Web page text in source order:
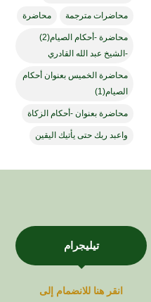
محاضرات مترجمة محاضرة
محاضرة -أحكام الصيام(2)
-الشيخ عبد الله القادري
محاضرة الخميس بعنوان أحكام
الصيام(1)
محاضرة بعنوان -أحكام الزكاة
واعبد ربك حتى يأتيك اليقين
تيليجرام
انقر هنا للانضمام إلى